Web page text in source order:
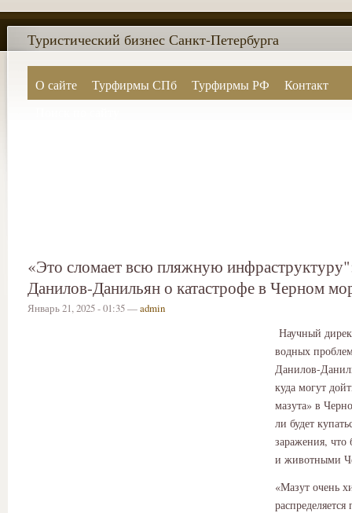
О сайте Турфирмы СПб Турфирмы РФ
Контакт
Туристический бизнес Санкт-Петербурга
«Это сломает всю пляжную
Данилов-Данильян о катастрофе в Черном
Январь 21, 2025 - 01:35 —admin
Научный
водных
Данилов-
куда могут
мазута» в
ли будет
заражения, что
и животными
«Мазут очень